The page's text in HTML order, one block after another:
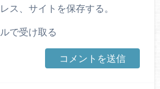
ス、サイトを保存する。
で受け取る